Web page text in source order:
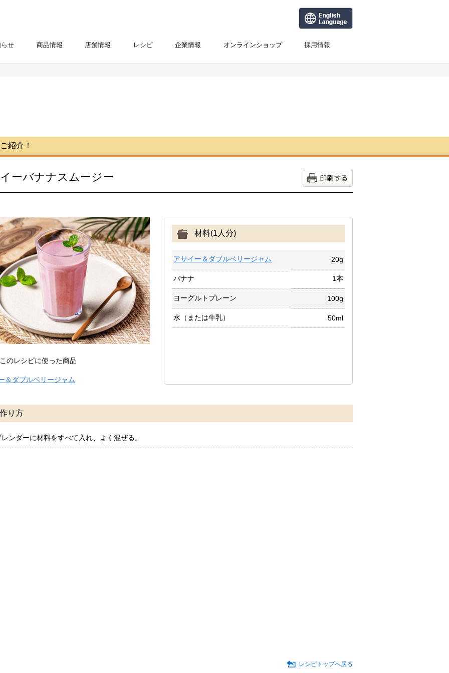
せ 商品情報 店舗情報 レシピ 企業情報 オンラインショップ 採用情報
紹介！
ーバナナスムージー
このレシピに使った商品
＆ダブルベリージャム
材料(1人分)
アサイー＆ダブルベリージャム 20g
バナナ 1本
ヨーグルトプレーン 100g
水（または牛乳） 50ml
作り方
レンダーに材料をすべて入れ、よく混ぜる。
レシピトップへ戻る